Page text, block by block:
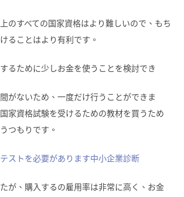
のすべての国家資格はより難しいので、もち
ることはより有利です。
るために少しお金を使うことを検討でき
がないため、一度だけ行うことができま
家資格試験を受けるための教材を買うため
つもりです。
ストを必要があります中小企業診断
が、購入するの雇用率は非常に高く、お金